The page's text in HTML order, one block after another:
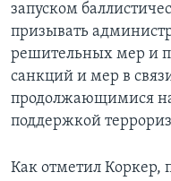
запуском
призывать
решительных мер и
санкций и мер в
продолжающимися
поддержкой
Как отметил Коркер,